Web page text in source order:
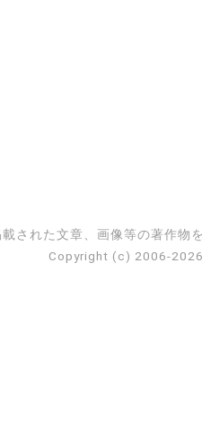
された文章、画像等の著作物を
Copyright (c) 2006-2026